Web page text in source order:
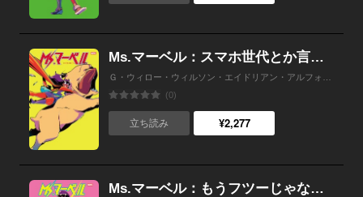
Ms.マーベル：スマホ世代とか言われても
(0)
立ち読み ¥2,277
Ms.マーベル：もうフツーじゃないの